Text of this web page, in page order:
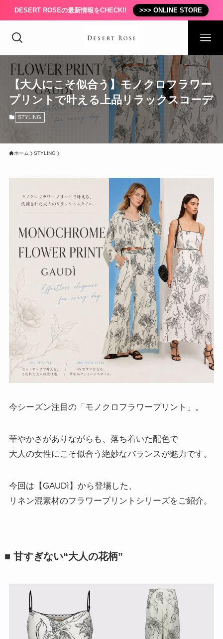
DESERT ROSEの最新情報をCHECK!! >>> ONLINE STORE
【大人にこそ似合う】モノクロフラワー
プリントで叶える上品リラックスコーデ
STYLING
ホーム STYLING
今シーズン注目の「モノクロフラワープリント」。
華やかさがありながらも、落ち着いた配色で
大人の女性にこそ似合う絶妙なバランスが魅力です。
今回は【GAUDì】から登場した、
リネン混素材のフラワープリントシリーズをご紹介。
■ 甘すぎない“大人の花柄”